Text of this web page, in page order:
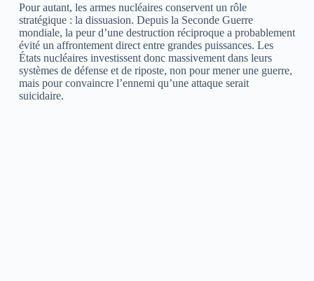
Pour autant, les armes nucléaires conservent un rôle
stratégique : la dissuasion. Depuis la Seconde Guerre
mondiale, la peur d’une destruction réciproque a probablement
évité un affrontement direct entre grandes puissances. Les
États nucléaires investissent donc massivement dans leurs
systèmes de défense et de riposte, non pour mener une guerre,
mais pour convaincre l’ennemi qu’une attaque serait
suicidaire.